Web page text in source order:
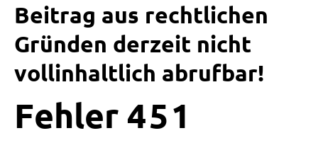
Beitrag aus rechtlichen
Gründen derzeit nicht
vollinhaltlich abrufbar!
Fehler 4 5 1